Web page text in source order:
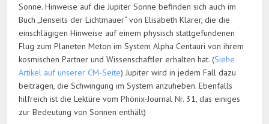
Sonne. Hinweise auf die Jupiter Sonne befinden sich auch im
Buch „Jenseits der Lichtmauer“ von Elisabeth Klarer, die die
einschlägigen Hinweise auf einem physisch stattgefundenen
Flug zum Planeten Meton im System Alpha Centauri von ihrem
kosmischen Partner und Wissenschaftler erhalten hat. (Siehe
Artikel auf unserer CM-Seite) Jupiter wird in jedem Fall dazu
beitragen, die Schwingung im System anzuheben. Ebenfalls
hilfreich ist die Lektüre vom Phönix-Journal Nr. 31, das einiges
zur Bedeutung von Sonnen enthält)